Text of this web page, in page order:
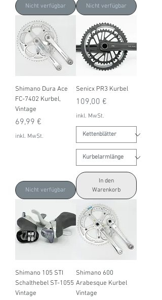
Nicht verfügbar Nicht verfügbar
Shimano Dura Ace
FC-7402 Kurbel,
Vintage
Preis
69,99 €
inkl. MwSt.
Nicht verfügbar
Senicx PR3 Kurbel
Preis
109,00 €
inkl. MwSt.
In den
Warenkorb
Shimano 105 STI
Schalthebel ST-1055
Vintage
Shimano 600
Arabesque Kurbel
Vintage